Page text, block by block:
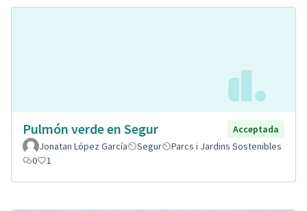
Pulmón verde en Segur
Acceptada
Jonatan López García
Segur
Parcs i Jardins Sostenibles
0
1